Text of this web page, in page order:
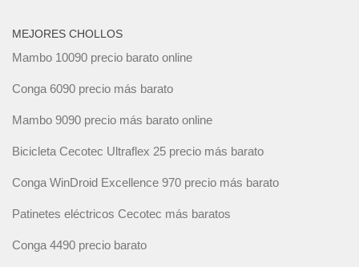
MEJORES CHOLLOS
Mambo 10090 precio barato online
Conga 6090 precio más barato
Mambo 9090 precio más barato online
Bicicleta Cecotec Ultraflex 25 precio más barato
Conga WinDroid Excellence 970 precio más barato
Patinetes eléctricos Cecotec más baratos
Conga 4490 precio barato